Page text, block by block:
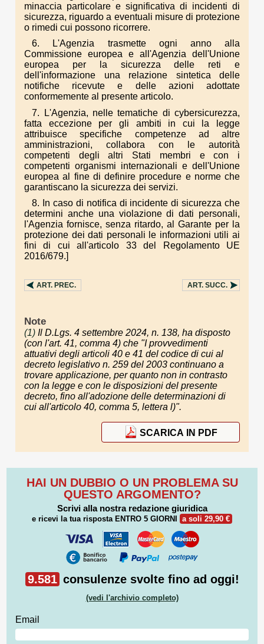
minaccia particolare e significativa di incidenti di
sicurezza, riguardo a eventuali misure di protezione
o rimedi cui possono ricorrere.
6. L'Agenzia trasmette ogni anno alla
Commissione europea e all'Agenzia dell'Unione
europea per la sicurezza delle reti e
dell'informazione una relazione sintetica delle
notifiche ricevute e delle azioni adottate
conformemente al presente articolo.
7. L'Agenzia, nelle tematiche di cybersicurezza,
fatta eccezione per gli ambiti in cui la legge
attribuisce specifiche competenze ad altre
amministrazioni, collabora con le autorità
competenti degli altri Stati membri e con i
competenti organismi internazionali e dell'Unione
europea al fine di definire procedure e norme che
garantiscano la sicurezza dei servizi.
8. In caso di notifica di incidente di sicurezza che
determini anche una violazione di dati personali,
l'Agenzia fornisce, senza ritardo, al Garante per la
protezione dei dati personali le informazioni utili ai
fini di cui all'articolo 33 del Regolamento UE
2016/679.]
ART. PREC. ART. SUCC.
Note
(1) Il D.Lgs. 4 settembre 2024, n. 138, ha disposto
(con l'art. 41, comma 4) che "I provvedimenti
attuativi degli articoli 40 e 41 del codice di cui al
decreto legislativo n. 259 del 2003 continuano a
trovare applicazione, per quanto non in contrasto
con la legge e con le disposizioni del presente
decreto, fino all'adozione delle determinazioni di
cui all'articolo 40, comma 5, lettera l)".
SCARICA IN PDF
HAI UN DUBBIO O UN PROBLEMA SU
QUESTO ARGOMENTO?
Scrivi alla nostra redazione giuridica
e ricevi la tua risposta ENTRO 5 GIORNI a soli 29,90 €
9.581 consulenze svolte fino ad oggi!
(vedi l'archivio completo)
Email